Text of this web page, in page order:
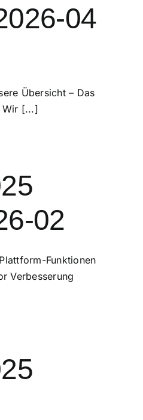
04
Übersicht – Das
Wir [...]
02
Funktionen
Verbesserung